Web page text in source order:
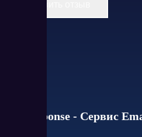
GetResponse - Сервис